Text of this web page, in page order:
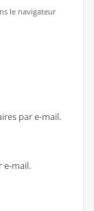
le navigateur
par e-mail.
e-mail.